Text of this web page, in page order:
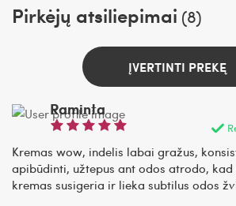
Pirkėjų atsiliepimai (8)
ĮVERTINTI PREKĘ
Raminta
Kremas wow, indelis labai gražus,
apibūdinti, užtepus ant odos atrodo, kad
kremas susigeria ir lieka subtilus odos